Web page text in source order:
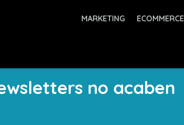
MARKETING ECOMMERCE
no acaben